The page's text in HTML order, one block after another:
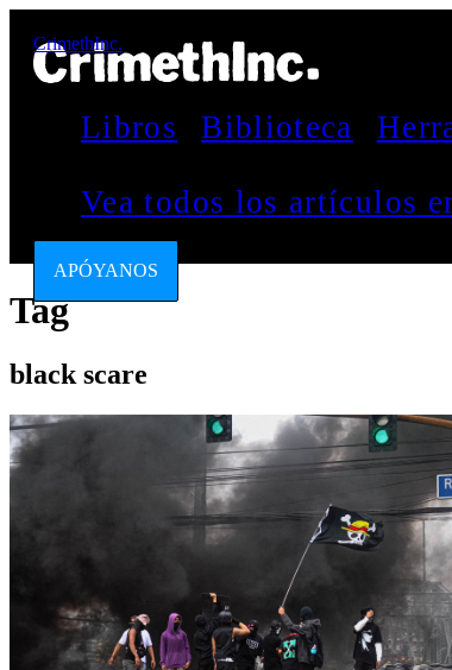
CrimethInc.
Libros Biblioteca
Vea todos los artículos
APÓYANOS
Tag
black scare